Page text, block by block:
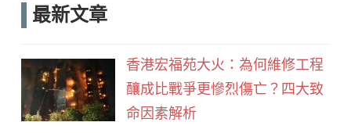
c
o
k
e
最新文章
香港宏福苑大火：為何維修工程
釀成比戰爭更慘烈傷亡？四大致
命因素解析